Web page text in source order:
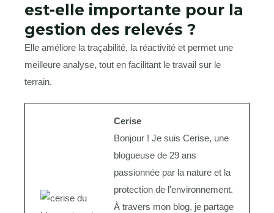
est-elle importante pour la
gestion des relevés ?
Elle améliore la traçabilité, la réactivité et permet une
meilleure analyse, tout en facilitant le travail sur le
terrain.
Cerise
Bonjour ! Je suis Cerise, une
blogueuse de 29 ans
passionnée par la nature et la
protection de l'environnement.
À travers mon blog, je partage